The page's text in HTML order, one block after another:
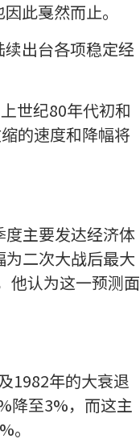
此戛然而止。
出台各项稳定经
世纪80年代初和
的速度和降幅将
主要发达经济体
二次大战后最大
他认为这一预测面
1982年的大衰退
降至3%，而这主
。